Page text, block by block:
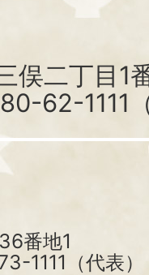
俣二丁目1
62-1111
番地1
1111（代表）